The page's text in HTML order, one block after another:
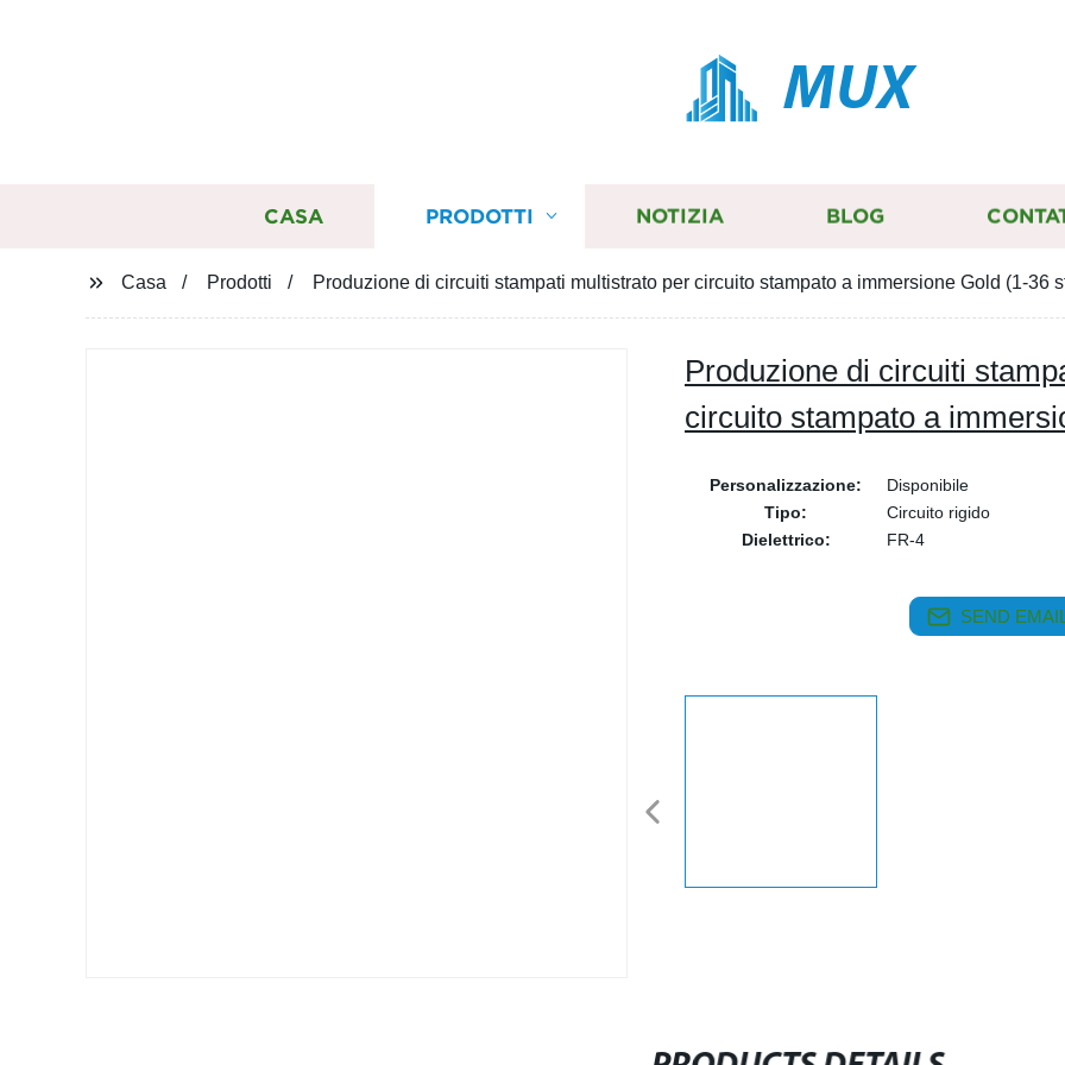
MUX
CASA PRODOTTI NOTIZIA BLOG
Casa Prodotti Produzione di circuiti stampati multistrato per circuito stampato a immersione Gold (1-36
Produzione di circuiti
circuito stampato a
Personalizzazione:
Disponibile
Tipo:
Circuito rigido
Dielettrico:
FR-4
SEND